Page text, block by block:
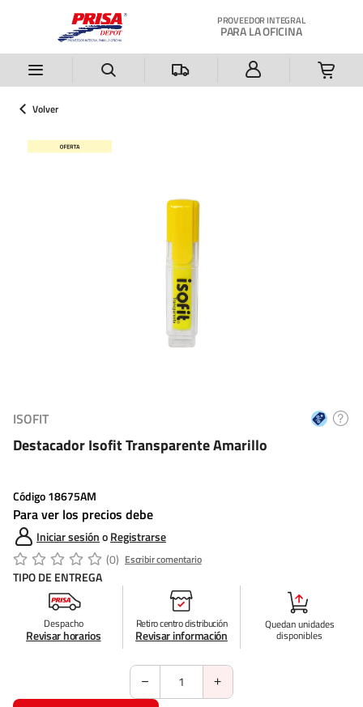
PROVEEDOR INTEGRAL
PARA LA OFICINA
Volver
ISOFIT
Destacador Isofit Transparente Amarillo
Código18675AM
Para ver los precios debe
Iniciar sesiónoRegistrarse
(0) Escribir comentario
TIPO DE ENTREGA
Despacho
Revisar horarios
Retiro centro distribución
Revisar información
Quedanunidades
disponibles